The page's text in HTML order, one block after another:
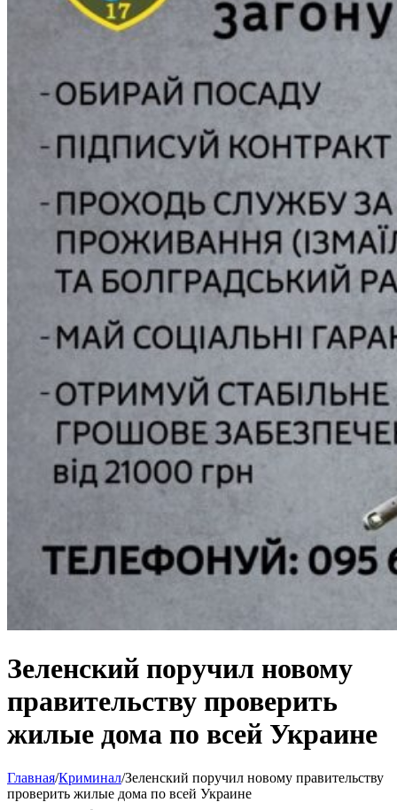
Зеленский поручил новому
правительству проверить
жилые дома по всей Украине
Главная/Криминал/Зеленский поручил новому правительству
проверить жилые дома по всей Украине